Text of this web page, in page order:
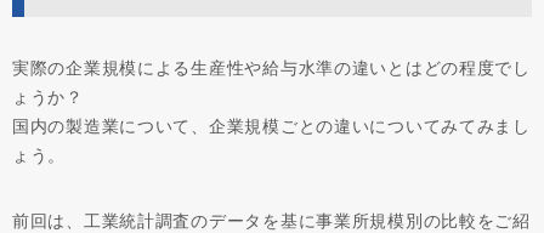
実際の企業規模による生産性や給与水準の違いとはどの程度でし
ょうか？
国内の製造業について、企業規模ごとの違いについてみてみまし
ょう。
前回は、工業統計調査のデータを基に事業所規模別の比較をご紹